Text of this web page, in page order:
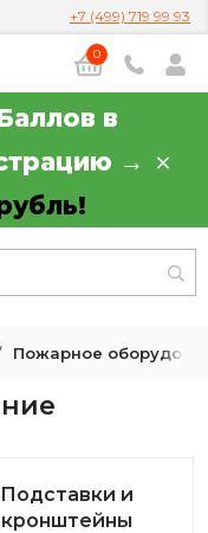
+7 (499) 719 99 93
0
в
→
Пожарное
Подставки и
кронштейны